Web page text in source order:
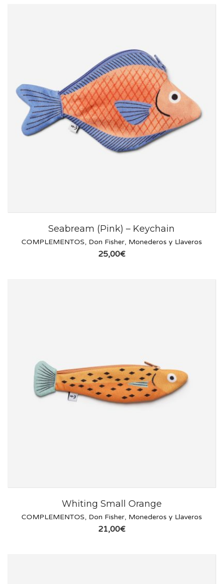
Seabream (Pink) – Keychain
COMPLEMENTOS, Don Fisher, Monederos y Llaveros
25,00€
Whiting Small Orange
COMPLEMENTOS, Don Fisher, Monederos y Llaveros
21,00€